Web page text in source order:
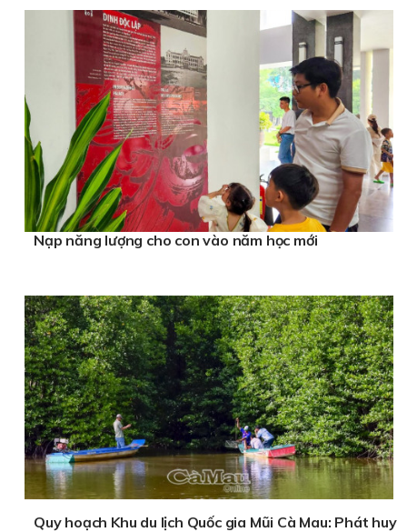
Nạp năng lượng cho con vào năm học mới
Quy hoạch Khu du lịch Quốc gia Mũi Cà Mau: Phát huy